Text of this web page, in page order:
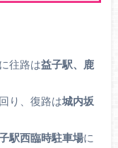
往路は益子駅、鹿
り、復路は城内坂
駅西臨時駐車場に